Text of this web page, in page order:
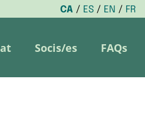
CA ES EN
FR
Socis/es FAQs